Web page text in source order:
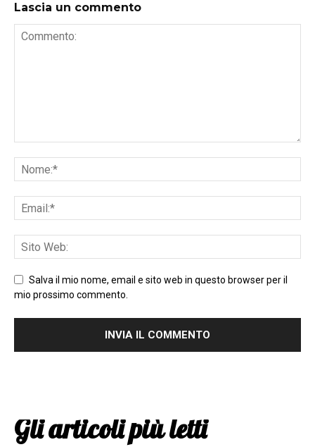
Lascia un commento
Salva il mio nome, email e sito web in questo browser per il
mio prossimo commento.
Gli articoli più letti